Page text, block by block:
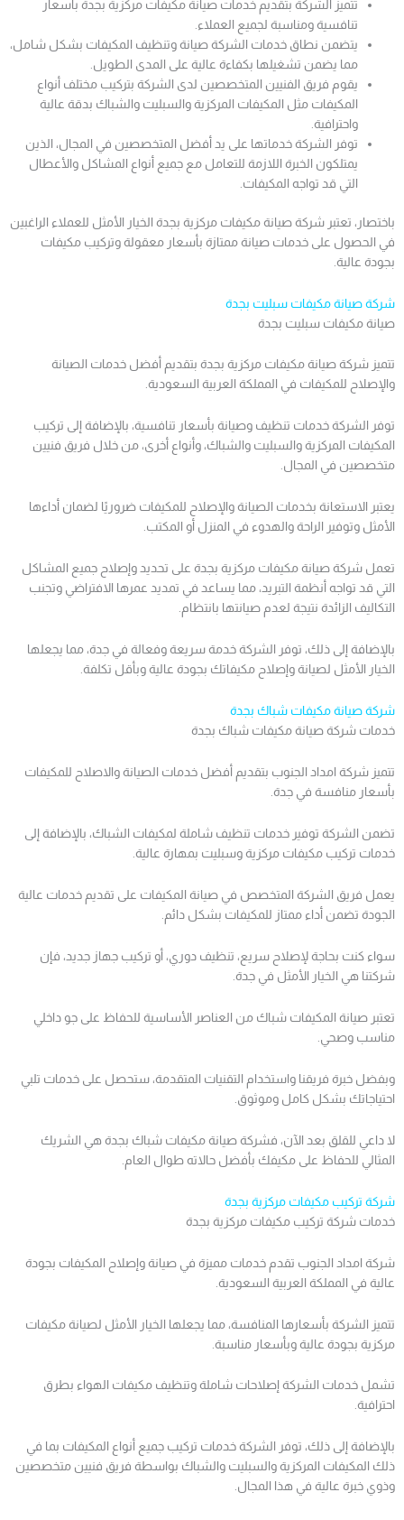
تتميز الشركة بتقديم خدمات صيانة مكيفات مركزية بجدة بأسعار
تنافسية ومناسبة لجميع العملاء.
يتضمن نطاق خدمات الشركة صيانة وتنظيف المكيفات بشكل شامل،
مما يضمن تشغيلها بكفاءة عالية على المدى الطويل.
يقوم فريق الفنيين المتخصصين لدى الشركة بتركيب مختلف أنواع
المكيفات مثل المكيفات المركزية والسبليت والشباك بدقة عالية
واحترافية.
توفر الشركة خدماتها على يد أفضل المتخصصين في المجال، الذين
يمتلكون الخبرة اللازمة للتعامل مع جميع أنواع المشاكل والأعطال
التي قد تواجه المكيفات.
باختصار، تعتبر شركة صيانة مكيفات مركزية بجدة الخيار الأمثل للعملاء الراغبين
في الحصول على خدمات صيانة ممتازة بأسعار معقولة وتركيب مكيفات
بجودة عالية.
شركة صيانة مكيفات سبليت بجدة
صيانة مكيفات سبليت بجدة
تتميز شركة صيانة مكيفات مركزية بجدة بتقديم أفضل خدمات الصيانة
والإصلاح للمكيفات في المملكة العربية السعودية.
توفر الشركة خدمات تنظيف وصيانة بأسعار تنافسية، بالإضافة إلى تركيب
المكيفات المركزية والسبليت والشباك، وأنواع أخرى، من خلال فريق فنيين
متخصصين في المجال.
يعتبر الاستعانة بخدمات الصيانة والإصلاح للمكيفات ضروريًا لضمان أداءها
الأمثل وتوفير الراحة والهدوء في المنزل أو المكتب.
تعمل شركة صيانة مكيفات مركزية بجدة على تحديد وإصلاح جميع المشاكل
التي قد تواجه أنظمة التبريد، مما يساعد في تمديد عمرها الافتراضي وتجنب
التكاليف الزائدة نتيجة لعدم صيانتها بانتظام.
بالإضافة إلى ذلك، توفر الشركة خدمة سريعة وفعالة في جدة، مما يجعلها
الخيار الأمثل لصيانة وإصلاح مكيفاتك بجودة عالية وبأقل تكلفة.
شركة صيانة مكيفات شباك بجدة
خدمات شركة صيانة مكيفات شباك بجدة
تتميز شركة امداد الجنوب بتقديم أفضل خدمات الصيانة والاصلاح للمكيفات
بأسعار منافسة في جدة.
تضمن الشركة توفير خدمات تنظيف شاملة لمكيفات الشباك، بالإضافة إلى
خدمات تركيب مكيفات مركزية وسبليت بمهارة عالية.
يعمل فريق الشركة المتخصص في صيانة المكيفات على تقديم خدمات عالية
الجودة تضمن أداء ممتاز للمكيفات بشكل دائم.
سواء كنت بحاجة لإصلاح سريع، تنظيف دوري، أو تركيب جهاز جديد، فإن
شركتنا هي الخيار الأمثل في جدة.
تعتبر صيانة المكيفات شباك من العناصر الأساسية للحفاظ على جو داخلي
مناسب وصحي.
وبفضل خبرة فريقنا واستخدام التقنيات المتقدمة، ستحصل على خدمات تلبي
احتياجاتك بشكل كامل وموثوق.
لا داعي للقلق بعد الآن، فشركة صيانة مكيفات شباك بجدة هي الشريك
المثالي للحفاظ على مكيفك بأفضل حالاته طوال العام.
شركة تركيب مكيفات مركزية بجدة
خدمات شركة تركيب مكيفات مركزية بجدة
شركة امداد الجنوب تقدم خدمات مميزة في صيانة وإصلاح المكيفات بجودة
عالية في المملكة العربية السعودية.
تتميز الشركة بأسعارها المنافسة، مما يجعلها الخيار الأمثل لصيانة مكيفات
مركزية بجودة عالية وبأسعار مناسبة.
تشمل خدمات الشركة إصلاحات شاملة وتنظيف مكيفات الهواء بطرق
احترافية.
بالإضافة إلى ذلك، توفر الشركة خدمات تركيب جميع أنواع المكيفات بما في
ذلك المكيفات المركزية والسبليت والشباك بواسطة فريق فنيين متخصصين
وذوي خبرة عالية في هذا المجال.